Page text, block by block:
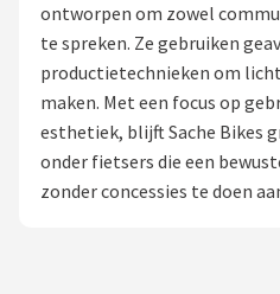
Stadsfietsen
Elektrische fietsen
Mountainbikes
Shop
ontworpen om zowel
te spreken. Ze gebruiken
productietechnieken om
maken. Met een focus op
esthetiek, blijft Sache Bikes
onder fietsers die een
zonder concessies te doen